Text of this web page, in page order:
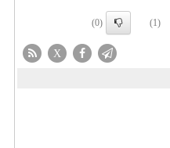
(1)
(0)
X